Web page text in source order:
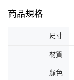
商品規格
尺寸
材質
顏色